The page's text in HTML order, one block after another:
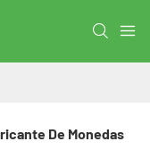
De Monedas